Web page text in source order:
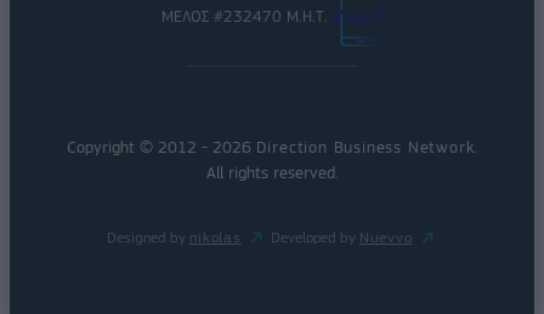
ΜΕΛΟΣ #232470 Μ.Η.Τ.
Copyright © 2012 - 2026 Direction Business Network.
All rights reserved.
Designed by nikolas Developed by Nuevvo